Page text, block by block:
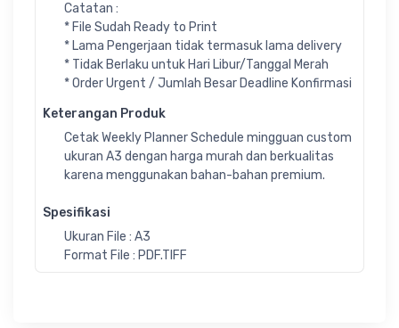
Catatan :
* File Sudah Ready to Print
* Lama Pengerjaan tidak termasuk lama delivery
* Tidak Berlaku untuk Hari Libur/Tanggal Merah
* Order Urgent / Jumlah Besar Deadline Konfirmasi
Keterangan Produk
Cetak Weekly Planner Schedule mingguan custom
ukuran A3 dengan harga murah dan berkualitas
karena menggunakan bahan-bahan premium.
Spesifikasi
Ukuran File : A3
Format File : PDF.TIFF